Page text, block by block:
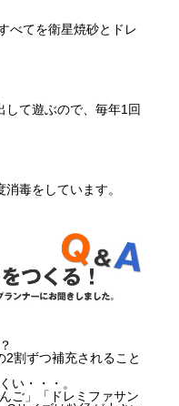
べてを衛星焼砂とドレ
て遊ぶので、毎年1回
毒をしています。
割ずつ補充されること
い・・・。
ご」「ドレミファサン